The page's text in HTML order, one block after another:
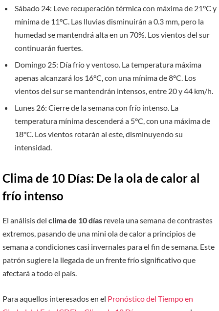
Sábado 24: Leve recuperación térmica con máxima de 21°C y
mínima de 11°C. Las lluvias disminuirán a 0.3 mm, pero la
humedad se mantendrá alta en un 70%. Los vientos del sur
continuarán fuertes.
Domingo 25: Día frío y ventoso. La temperatura máxima
apenas alcanzará los 16°C, con una mínima de 8°C. Los
vientos del sur se mantendrán intensos, entre 20 y 44 km/h.
Lunes 26: Cierre de la semana con frío intenso. La
temperatura mínima descenderá a 5°C, con una máxima de
18°C. Los vientos rotarán al este, disminuyendo su
intensidad.
Clima de 10 Días: De la ola de calor al
frío intenso
El análisis del clima de 10 días revela una semana de contrastes
extremos, pasando de una mini ola de calor a principios de
semana a condiciones casi invernales para el fin de semana. Este
patrón sugiere la llegada de un frente frío significativo que
afectará a todo el país.
Para aquellos interesados en el Pronóstico del Tiempo en